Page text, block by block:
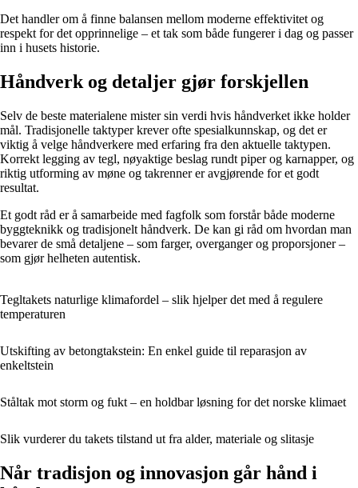
Det handler om å finne balansen mellom moderne effektivitet og
respekt for det opprinnelige – et tak som både fungerer i dag og passer
inn i husets historie.
Håndverk og detaljer gjør forskjellen
Selv de beste materialene mister sin verdi hvis håndverket ikke holder
mål. Tradisjonelle taktyper krever ofte spesialkunnskap, og det er
viktig å velge håndverkere med erfaring fra den aktuelle taktypen.
Korrekt legging av tegl, nøyaktige beslag rundt piper og karnapper, og
riktig utforming av møne og takrenner er avgjørende for et godt
resultat.
Et godt råd er å samarbeide med fagfolk som forstår både moderne
byggteknikk og tradisjonelt håndverk. De kan gi råd om hvordan man
bevarer de små detaljene – som farger, overganger og proporsjoner –
som gjør helheten autentisk.
Tegltakets naturlige klimafordel – slik hjelper det med å regulere
temperaturen
Utskifting av betongtakstein: En enkel guide til reparasjon av
enkeltstein
Ståltak mot storm og fukt – en holdbar løsning for det norske klimaet
Slik vurderer du takets tilstand ut fra alder, materiale og slitasje
Når tradisjon og innovasjon går hånd i